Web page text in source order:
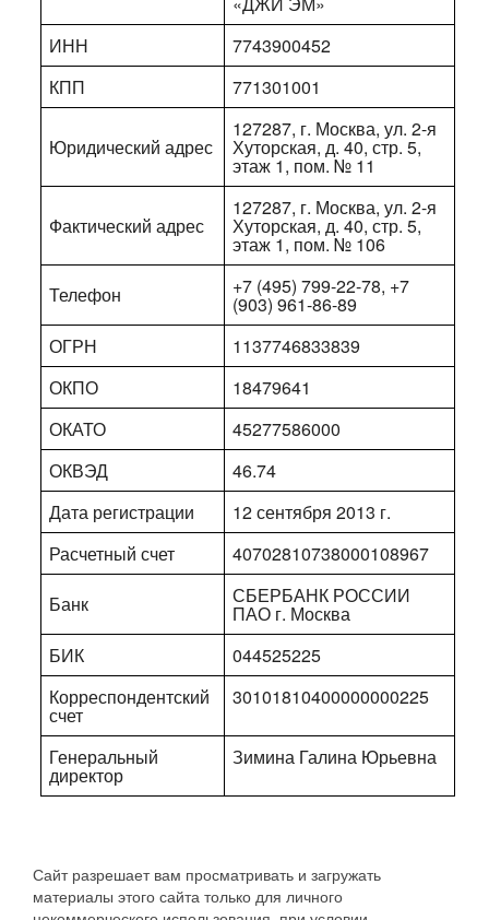
ИНН
7743900452
КПП
771301001
Юридический адрес
127287, г. Москва, ул. 2-я
Хуторская, д. 40, стр. 5,
этаж 1, пом. № 11
Фактический адрес
127287, г. Москва, ул. 2-я
Хуторская, д. 40, стр. 5,
этаж 1, пом. № 106
Телефон
+7 (495) 799-22-78, +7
(903) 961-86-89
ОГРН
1137746833839
ОКПО
18479641
ОКАТО
45277586000
ОКВЭД
46.74
Дата регистрации
12 сентября 2013 г.
Расчетный счет
40702810738000108967
Банк
СБЕРБАНК РОССИИ
ПАО г. Москва
БИК
044525225
Корреспондентский
счет
30101810400000000225
Генеральный
директор
Зимина Галина Юрьевна
Сайт разрешает вам просматривать и загружать
материалы этого сайта только для личного